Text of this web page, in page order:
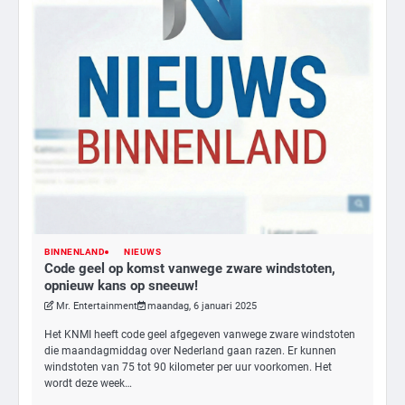
BINNENLAND NIEUWS
Code geel op komst vanwege zware windstoten,
opnieuw kans op sneeuw!
Mr. Entertainment maandag, 6 januari 2025
Het KNMI heeft code geel afgegeven vanwege zware windstoten
die maandagmiddag over Nederland gaan razen. Er kunnen
windstoten van 75 tot 90 kilometer per uur voorkomen. Het
wordt deze week…
Nick Reiner, zoon van regisseur Rob
Ms. Army Girl